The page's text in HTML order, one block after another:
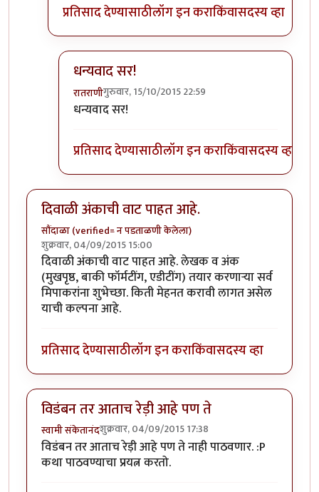
प्रतिसाद देण्यासाठीलॉग इन कराकिंवासदस्य व्हा
धन्यवाद सर!
रातराणीगुरुवार, 15/10/2015 22:59
In reply to
धन्यवाद सर!
प्रतिसाद देण्यासाठीलॉग इन कराकिंवासदस्य व्हा
दिवाळी अंकाची वाट पाहत आहे.
सौंदाळा (verified= न पडताळणी केलेला)
शुक्रवार, 04/09/2015 15:00
दिवाळी अंकाची वाट पाहत आहे. लेखक व अंक
(मुखपृष्ठ, बाकी फॉर्मटींग, एडीटींग) तयार करणार्‍या सर्व
मिपाकरांना शुभेच्छा. किती मेहनत करावी लागत असेल
याची कल्पना आहे.
प्रतिसाद देण्यासाठीलॉग इन कराकिंवासदस्य व्हा
विडंबन तर आताच रेड़ी आहे पण ते
स्वामी संकेतानंदशुक्रवार, 04/09/2015 17:38
विडंबन तर आताच रेड़ी आहे पण ते नाही पाठवणार. :P
कथा पाठवण्याचा प्रयत्न करतो.